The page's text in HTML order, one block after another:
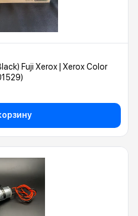
Fuji Xerox | Xerox Color